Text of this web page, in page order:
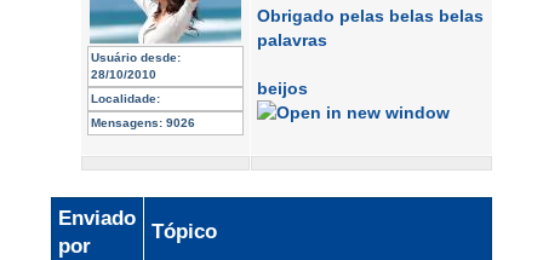
Usuário desde:
28/10/2010
Localidade:
Mensagens: 9026
Obrigado pelas belas belas
palavras
beijos
Enviado
por
Tópico